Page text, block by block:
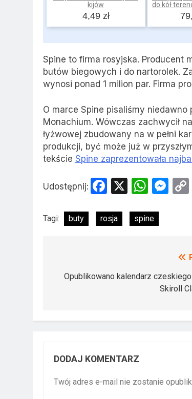
kijów
4,49 zł
do kół
Spine to firma rosyjska. Producent
butów biegowych i do nartorolek.
wynosi ponad 1 milion par. Firma
O marce Spine pisaliśmy
Monachium. Wówczas zachwycił
łyżwowej zbudowany na w pełni
produkcji, być może już w
tekście Spine zaprezentowała
Udostępnij: Facebook
X
Tagi: buty rosja spine
wpisu
Opublikowano kalendarz
Skiroll
DODAJ KOMENTARZ
Twój adres e-mail nie zostanie